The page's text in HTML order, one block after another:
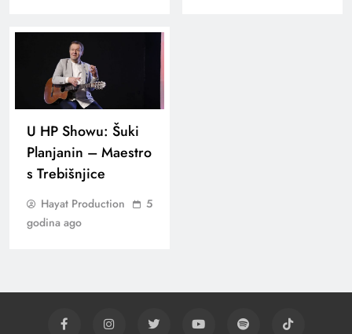
U HP Showu: Šuki
Planjanin – Maestro
s Trebišnjice
Hayat Production
5
godina ago